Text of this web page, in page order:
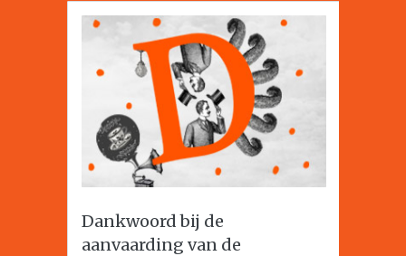
Dankwoord bij de
aanvaarding van de